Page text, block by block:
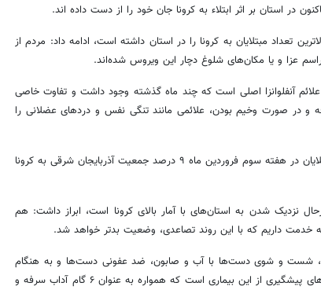
کرونا جان خود را از دست داده اند.
تعداد مبتلایان به کرونا را در استان داشته است، ادامه داد: مردم از
مراسم عزا و یا مکان‌های شلوغ دچار این ویروس شده‌اند.
آنفلوانزا اصلی است که چند ماه گذشته وجود داشت و تفاوت خاصی
و در صورت وخیم بودن، علائمی مانند تنگی نفس و دردهای عضلانی را
ماه ۹ درصد جمعیت آذربایجان شرقی به
کرونا
نزدیک شدن به استان‌های با آمار بالایکرونا است، ابراز داشت: هم
شست و شوی دست‌ها با آب و صابون، ضد عفونی دست‌ها و به هنگام
عطسه و سرفه، جلوی دهان را گرفتن از راه‌های پیشگیری از این بیماری است که همواره به عنوان ۶ گام آداب سرفه و